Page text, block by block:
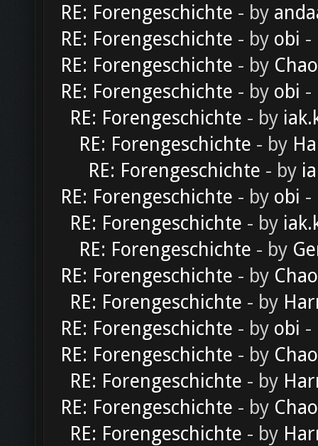
RE: Forengeschichte - by
RE: Forengeschichte - by obi -
RE: Forengeschichte - by
RE: Forengeschichte - by obi -
RE: Forengeschichte - by
RE: Forengeschichte - by
RE: Forengeschichte - by
RE: Forengeschichte - by obi -
RE: Forengeschichte - by
RE: Forengeschichte - by
RE: Forengeschichte - by
RE: Forengeschichte - by
RE: Forengeschichte - by obi -
RE: Forengeschichte - by
RE: Forengeschichte - by
RE: Forengeschichte - by
RE: Forengeschichte - by